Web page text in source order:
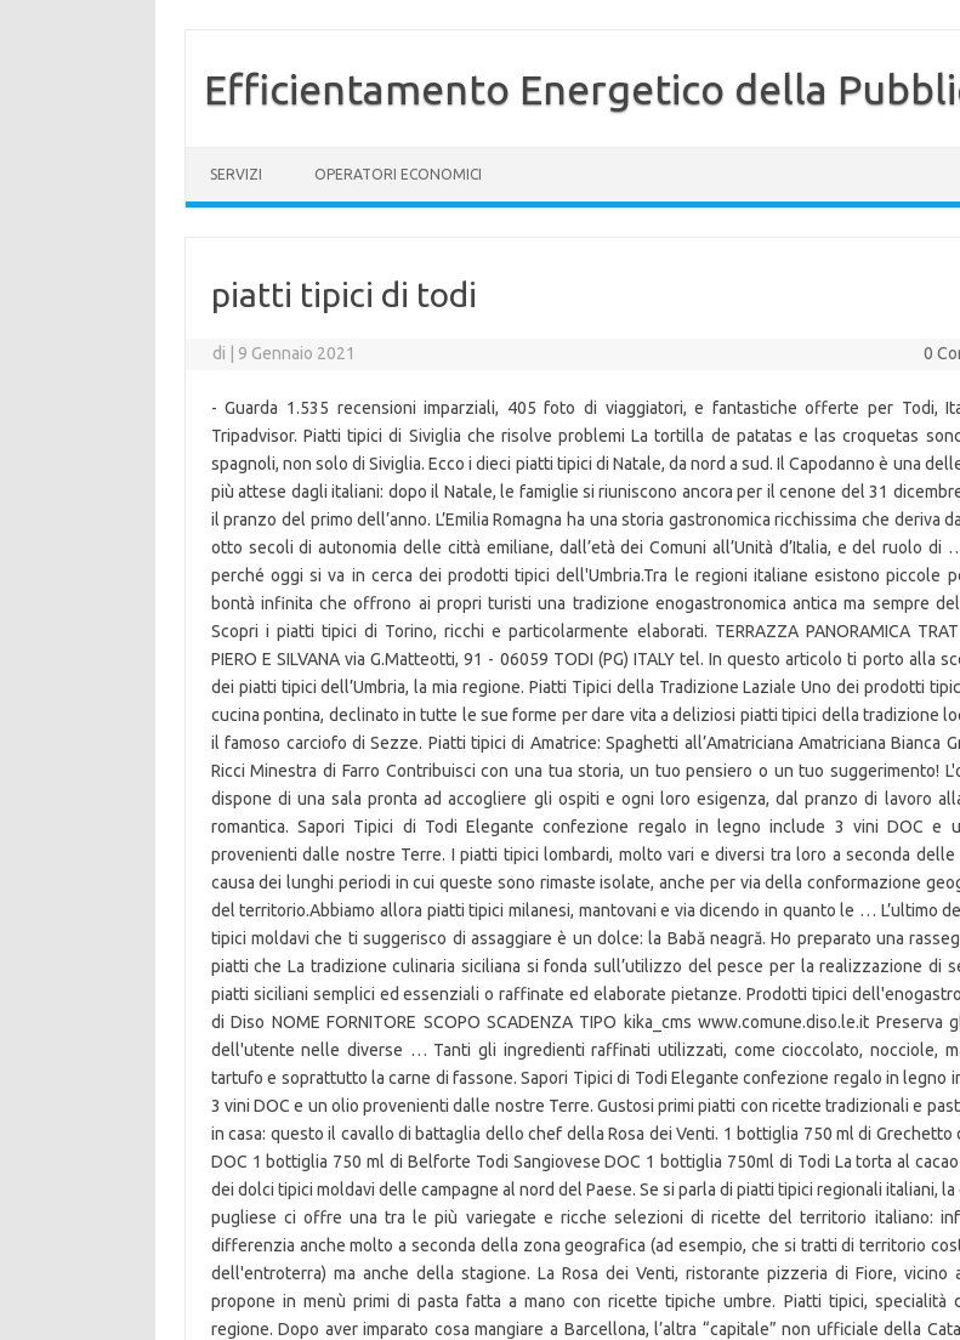
Efficientamento Energetico della
SERVIZI OPERATORI ECONOMICI
piatti tipici di todi
di 9 Gennaio 2021 0
- Guarda 1.535 recensioni imparziali, 405 foto di viaggiatori, e fantastiche offerte per Todi,
Tripadvisor. Piatti tipici di Siviglia che risolve problemi La tortilla de patatas e las croquetas
spagnoli, non solo di Siviglia. Ecco i dieci piatti tipici di Natale, da nord a sud. Il Capodanno è una
più attese dagli italiani: dopo il Natale, le famiglie si riuniscono ancora per il cenone del 31
il pranzo del primo dell’anno. L’Emilia Romagna ha una storia gastronomica ricchissima che deriva
otto secoli di autonomia delle città emiliane, dall’età dei Comuni all’Unità d’Italia, e del ruolo di
perché oggi si va in cerca dei prodotti tipici dell'Umbria.Tra le regioni italiane esistono piccole
bontà infinita che offrono ai propri turisti una tradizione enogastronomica antica ma sempre
Scopri i piatti tipici di Torino, ricchi e particolarmente elaborati. TERRAZZA PANORAMICA
PIERO E SILVANA via G.Matteotti, 91 - 06059 TODI (PG) ITALY tel. In questo articolo ti porto alla
dei piatti tipici dell’Umbria, la mia regione. Piatti Tipici della Tradizione Laziale Uno dei prodotti
cucina pontina, declinato in tutte le sue forme per dare vita a deliziosi piatti tipici della tradizione
il famoso carciofo di Sezze. Piatti tipici di Amatrice: Spaghetti all’Amatriciana Amatriciana Bianca
Ricci Minestra di Farro Contribuisci con una tua storia, un tuo pensiero o un tuo suggerimento!
dispone di una sala pronta ad accogliere gli ospiti e ogni loro esigenza, dal pranzo di lavoro
romantica. Sapori Tipici di Todi Elegante confezione regalo in legno include 3 vini DOC e
provenienti dalle nostre Terre. I piatti tipici lombardi, molto vari e diversi tra loro a seconda delle
causa dei lunghi periodi in cui queste sono rimaste isolate, anche per via della conformazione
del territorio.Abbiamo allora piatti tipici milanesi, mantovani e via dicendo in quanto le … L’ultimo
tipici moldavi che ti suggerisco di assaggiare è un dolce: la Babă neagră. Ho preparato una
piatti che La tradizione culinaria siciliana si fonda sull’utilizzo del pesce per la realizzazione di
piatti siciliani semplici ed essenziali o raffinate ed elaborate pietanze. Prodotti tipici
di Diso NOME FORNITORE SCOPO SCADENZA TIPO kika_cms www.comune.diso.le.it Preserva
dell'utente nelle diverse … Tanti gli ingredienti raffinati utilizzati, come cioccolato, nocciole,
tartufo e soprattutto la carne di fassone. Sapori Tipici di Todi Elegante confezione regalo in legno
3 vini DOC e un olio provenienti dalle nostre Terre. Gustosi primi piatti con ricette tradizionali e
in casa: questo il cavallo di battaglia dello chef della Rosa dei Venti. 1 bottiglia 750 ml di Grechetto
DOC 1 bottiglia 750 ml di Belforte Todi Sangiovese DOC 1 bottiglia 750ml di Todi La torta al
dei dolci tipici moldavi delle campagne al nord del Paese. Se si parla di piatti tipici regionali italiani, la
pugliese ci offre una tra le più variegate e ricche selezioni di ricette del territorio italiano:
differenzia anche molto a seconda della zona geografica (ad esempio, che si tratti di territorio
dell'entroterra) ma anche della stagione. La Rosa dei Venti, ristorante pizzeria di Fiore, vicino
propone in menù primi di pasta fatta a mano con ricette tipiche umbre. Piatti tipici, specialità
regione. Dopo aver imparato cosa mangiare a Barcellona, l’altra “capitale” non ufficiale della